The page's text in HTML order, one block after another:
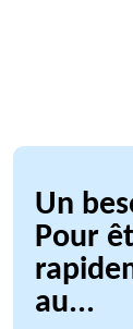
Un
Pour
au...